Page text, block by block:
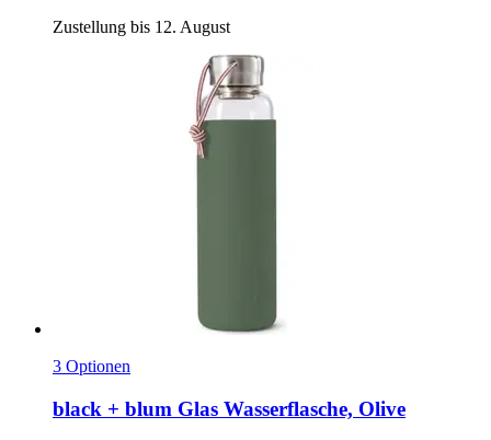
Zustellung bis 12. August
3 Optionen
black + blum Glas Wasserflasche, Olive